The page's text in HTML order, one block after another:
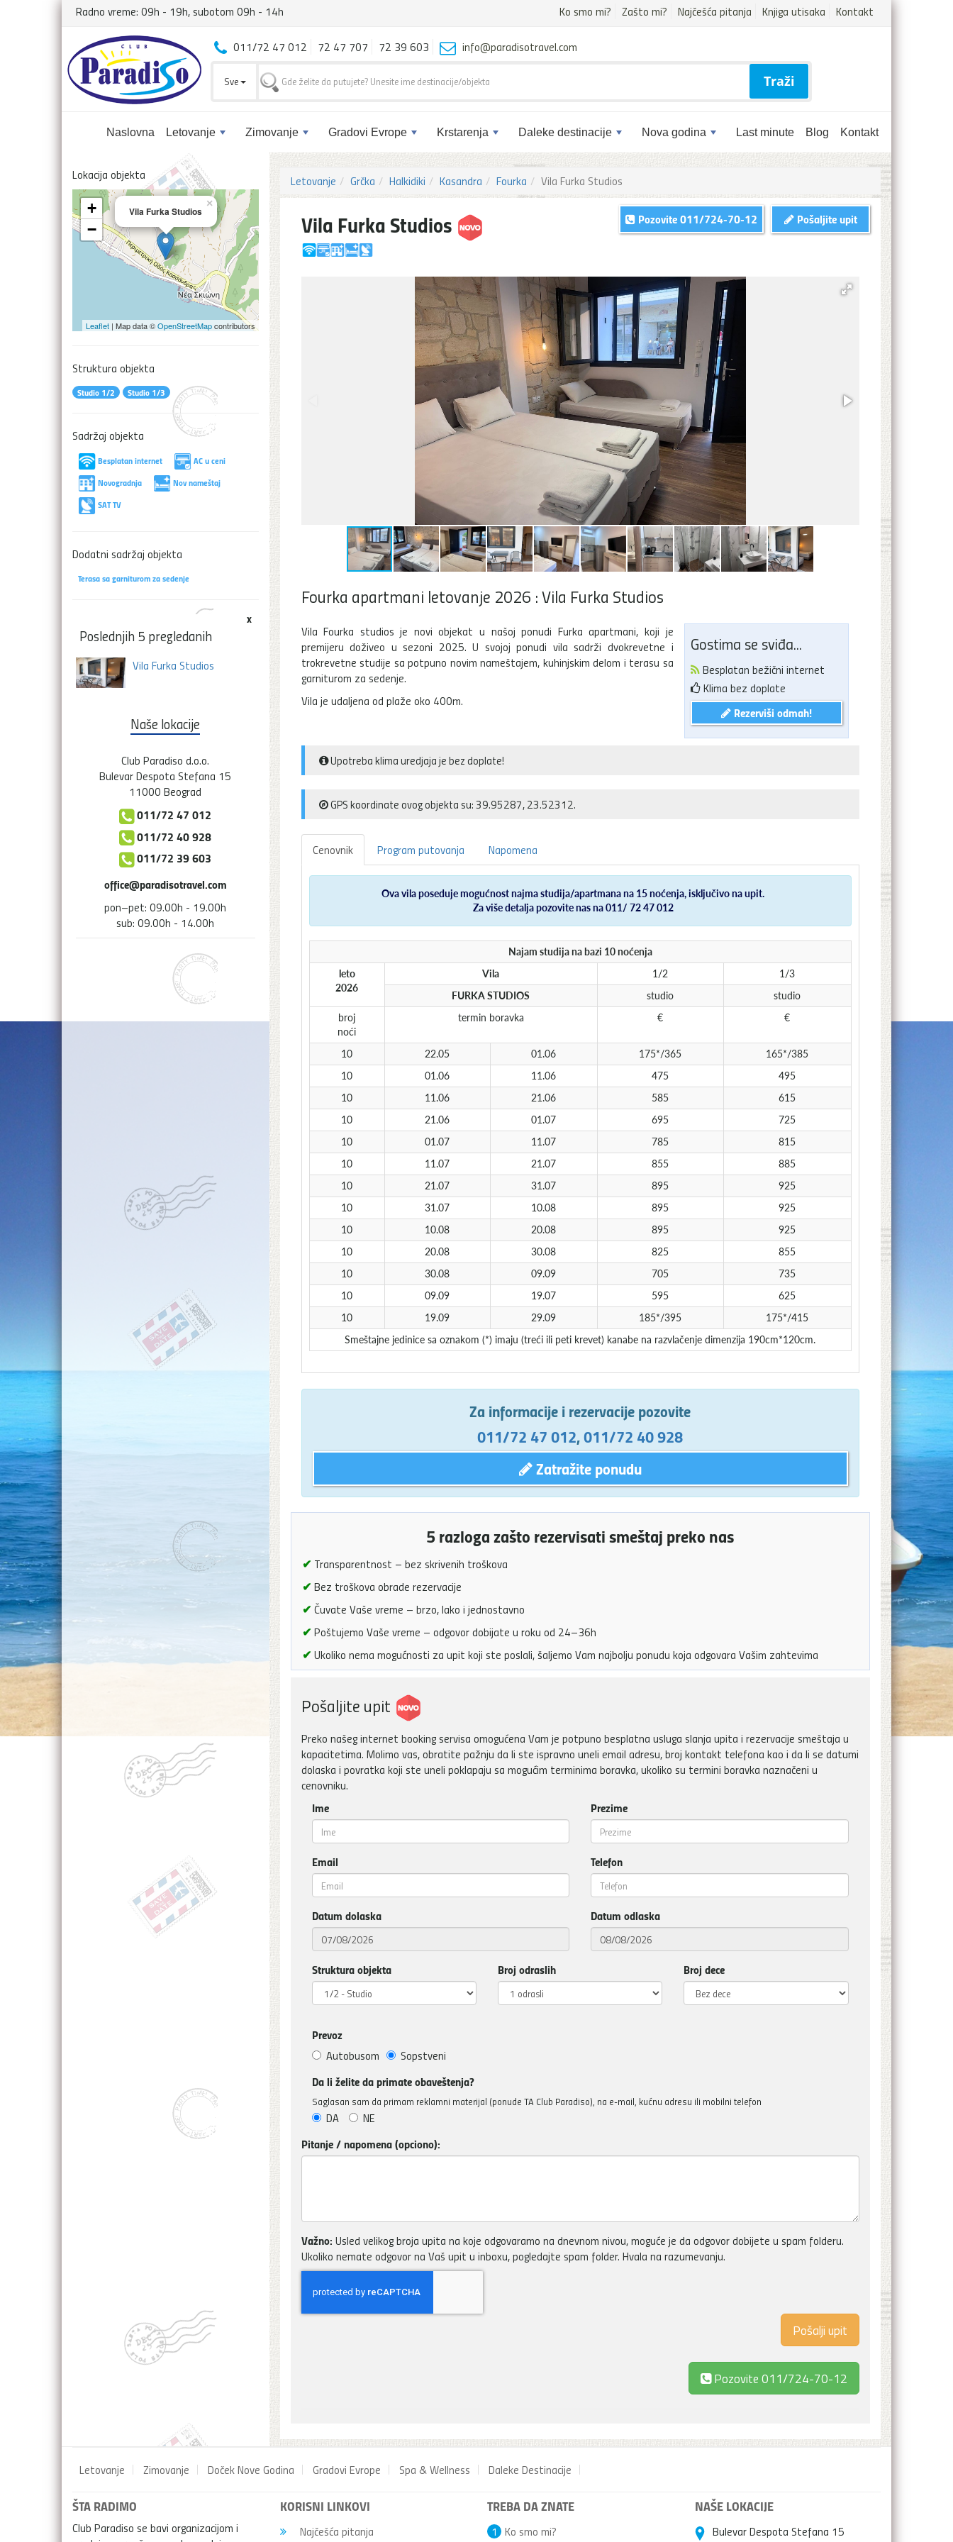
Radno vreme: 09h - 19h, subotom 09h - 14h Ko smo mi? Zašto mi? Najčešća pitanja Knjiga utisaka Kontakt
Naslovna Letovanje Zimovanje Gradovi Evrope Krstarenja Daleke destinacije Nova godina Last minute Blog Kontakt
011/72 47 012 72 47 707 72 39 603 info@paradisotravel.com
Sve Traži
Letovanje Grčka Halkidiki Kasandra Fourka Vila Furka Studios
Vila Furka Studios Pošaljite upit
Pozovite011/724-70-12
Fourka apartmani letovanje 2026 : Vila Furka Studios
Gostima se sviđa...
Besplatan bežični internet
Klima bez doplate
Rezerviši odmah!
Vila Fourka studios je novi objekat u našoj ponudi Furka apartmani, koji je
premijeru doživeo u sezoni 2025. U svojoj ponudi vila sadrži dvokrevetne i
trokrevetne studije sa potpuno novim nameštajem, kuhinjskim delom i terasu sa
garniturom za sedenje.
Vila je udaljena od plaže oko 400m.
Upotreba klima uredjaja je bez doplate!
GPS koordinate ovog objekta su: 39.95287, 23.52312.
Cenovnik Program putovanja Napomena
Ova vila poseduje mogućnost najma studija/apartmana na 15 noćenja, isključivo na upit.
Za više detalja pozovite nas na 011/ 72 47 012
Najam studija na bazi 10 noćenja
leto
2026
Vila 1/2
1/3
FURKA STUDIOS
studio
studio
broj
noći
termin boravka € €
10 22.05 01.06 175*/365
165*/385
10
01.06 11.06 475
495
10
11.06 21.06 585
615
10
21.06 01.07 695
725
10
01.07 11.07 785
815
10
11.07 21.07 855
885
10
21.07 31.07 895
925
10
31.07 10.08 895
925
10
10.08 20.08 895
925
10
20.08 30.08 825
855
10
30.08 09.09 705
735
10
09.09 19.07 595
625
10
19.09 29.09 185*/395
175*/415
Smeštajne jedinice sa oznakom (*) imaju (treći ili peti krevet) kanabe na razvlačenje dimenzija 190cm*120cm.
Za informacije i rezervacije pozovite
011/72 47 012,011/72 40 928
Zatražite ponudu
5 razloga zašto rezervisati smeštaj preko nas
✔ Transparentnost – bez skrivenih troškova
✔ Bez troškova obrade rezervacije
✔ Čuvate Vaše vreme – brzo, lako i jednostavno
✔ Poštujemo Vaše vreme – odgovor dobijate u roku od 24–36h
✔ Ukoliko nema mogućnosti za upit koji ste poslali, šaljemo Vam najbolju ponudu koja odgovara Vašim zahtevima
Pošaljite upit
Preko našeg internet booking servisa omogućena Vam je potpuno besplatna usluga slanja upita i rezervacije smeštaja u
kapacitetima. Molimo vas, obratite pažnju da li ste ispravno uneli email adresu, broj kontakt telefona kao i da li se datumi
dolaska i povratka koji ste uneli poklapaju sa mogućim terminima boravka, ukoliko su termini boravka naznačeni u
cenovniku.
Ime Prezime
Email Telefon
Datum dolaska Datum odlaska
Struktura objekta Broj odraslih Broj dece
Prevoz
Autobusom Sopstveni
Da li želite da primate obaveštenja?
Saglasan sam da primam reklamni materijal (ponude TA Club Paradiso), na e-mail, kućnu adresu ili mobilni telefon
DA NE
Pitanje / napomena (opciono):
Važno: Usled velikog broja upita na koje odgovaramo na dnevnom nivou, moguće je da odgovor dobijete u spam folderu.
Ukoliko nemate odgovor na Vaš upit u inboxu, pogledajte spam folder. Hvala na razumevanju.
Pozovite 011/724-70-12
Lokacija objekta
Vila Furka Studios
×
+
−
Leaflet| Map data ©OpenStreetMapcontributors
Struktura objekta
Studio 1/2 Studio 1/3
Sadržaj objekta
Besplatan internet
AC u ceni
Novogradnja
Nov nameštaj
SAT TV
Dodatni sadržaj objekta
Terasa sa garniturom za sedenje
x
Poslednjih 5 pregledanih
Vila Furka Studios
Naše lokacije
Club Paradiso d.o.o.
Bulevar Despota Stefana 15
11000 Beograd
011/72 47 012
011/72 40 928
011/72 39 603
office@paradisotravel.com
pon–pet: 09.00h - 19.00h
sub: 09.00h - 14.00h
Letovanje Zimovanje Doček Nove Godina Gradovi Evrope Spa & Wellness Daleke Destinacije
ŠTA RADIMO
Club Paradiso se bavi organizacijom i
KORISNI LINKOVI
Najčešća pitanja
TREBA DA ZNATE
Ko smo mi?
1
NAŠE LOKACIJE
Bulevar Despota Stefana 15